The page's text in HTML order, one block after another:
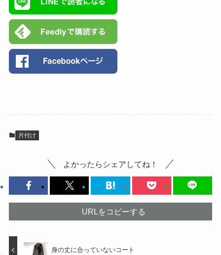
片付け
よかったらシェアしてね！
URLをコピーする
身の丈に合っていないコート